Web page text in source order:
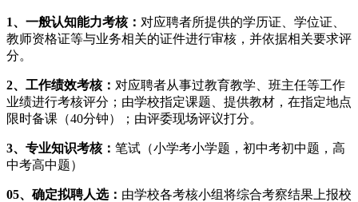
1、一般认知能力考核： 对应聘者所提供的学历证、学位证、
教师资格证等与业务相关的证件进行审核，并依据相关要求评
分。
2、工作绩效考核： 对应聘者从事过教育教学、班主任等工作
业绩进行考核评分；由学校指定课题、提供教材，在指定地点
限时备课（40分钟）；由评委现场评议打分。
3、专业知识考核： 笔试（小学考小学题，初中考初中题，高
中考高中题）
05、 确定拟聘人选： 由学校各考核小组将综合考察结果上报校